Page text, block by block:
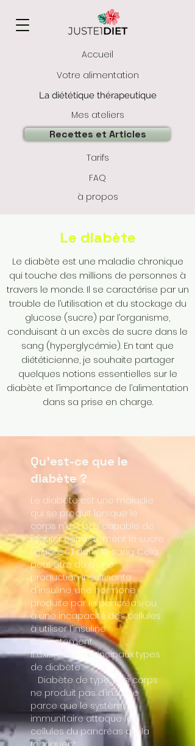
Accueil
Votre alimentation
La diététique thérapeutique
Mes ateliers
Recettes et Articles
Tarifs
FAQ
à propos
Le diabète
Le diabète est une maladie chronique
qui touche des millions de personnes à
travers le monde. Il se caractérise par un
trouble de l’utilisation et du stockage du
glucose (sucre) par l’organisme,
conduisant à un excès de sucre dans le
sang (hyperglycémie). En tant que
diététicienne, je souhaite partager
quelques notions essentielles sur le
diabète et l’importance de l’alimentation
dans sa prise en charge.
Qu'est-ce que le
diabète ?
Le diabète est une maladie
qui se produit lorsque le
corps n'est pas capable de
réguler correctement le sucre
(glucose) dans le sang. Cela
peut être dû à une
production insuffisante
d'insuline, une hormone
produite par le pancréas, ou
à une incapacité des cellules
à utiliser l'insuline
correctement.
Il existe deux principaux types
de diabète :
Diabète de type 1 : Le corps
ne produit pas d'insuline
parce que le système
immunitaire attaque les
cellules du pancréas qui la